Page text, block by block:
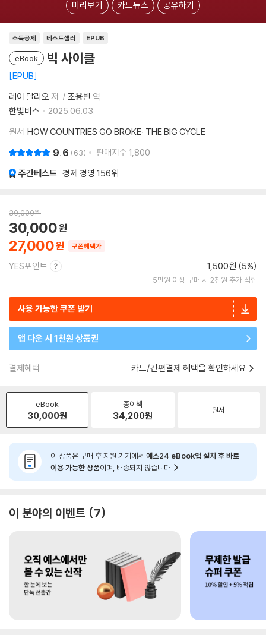
미리보기 카드뉴스 공유하기
소득공제 베스트셀러 EPUB
eBook 빅 사이클
EPUB
레이 달리오 저 조용빈 역
한빛비즈
2025.06.03.
원서 HOW COUNTRIES GO BROKE: THE BIG CYCLE
9.6 63 판매지수 1,800
주간베스트 경제 경영 156위
30,000원
27,000
30,000
쿠폰혜택가
YES포인트 1,500원 (5%)
5만원 이상 구매 시 2천원 추가 적립
사용 가능한 쿠폰 받기
앱 다운 시 1천원 상품권
결제혜택 카드/간편결제 혜택을 확인하세요
eBook
30,000원
종이책
34,200원 원서
이 상품은 구매 후 지원 기기에서 예스24 eBook앱 설치 후 바로
이용 가능한 상품이며, 배송되지 않습니다.
이 분야의 이벤트 7